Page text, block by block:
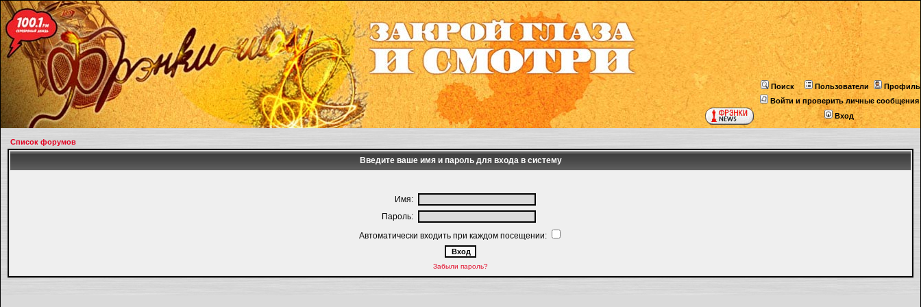
Поиск Пользователи
Профиль
Войти и проверить личные сообщения
Вход
Список форумов
Введите ваше имя и пароль для входа в систему
Имя:
Пароль:
Автоматически входить при каждом посещении:
Забыли пароль?